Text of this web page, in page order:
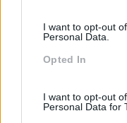
I want to opt-out
Personal Data.
Opted In
I want to opt-out
Personal Data for
Categorias Blog